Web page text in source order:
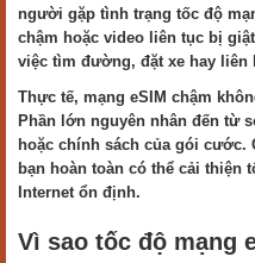
người gặp tình trạng tốc độ
chậm hoặc video liên tục bị
việc tìm đường, đặt xe hay
Thực tế, mạng eSIM chậm
Phần lớn nguyên nhân đến từ
hoặc chính sách của gói
bạn hoàn toàn có thể cải thiện
Internet ổn định.
Vì sao tốc độ mạng